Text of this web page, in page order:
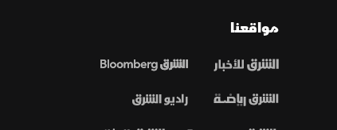
مواقعنا